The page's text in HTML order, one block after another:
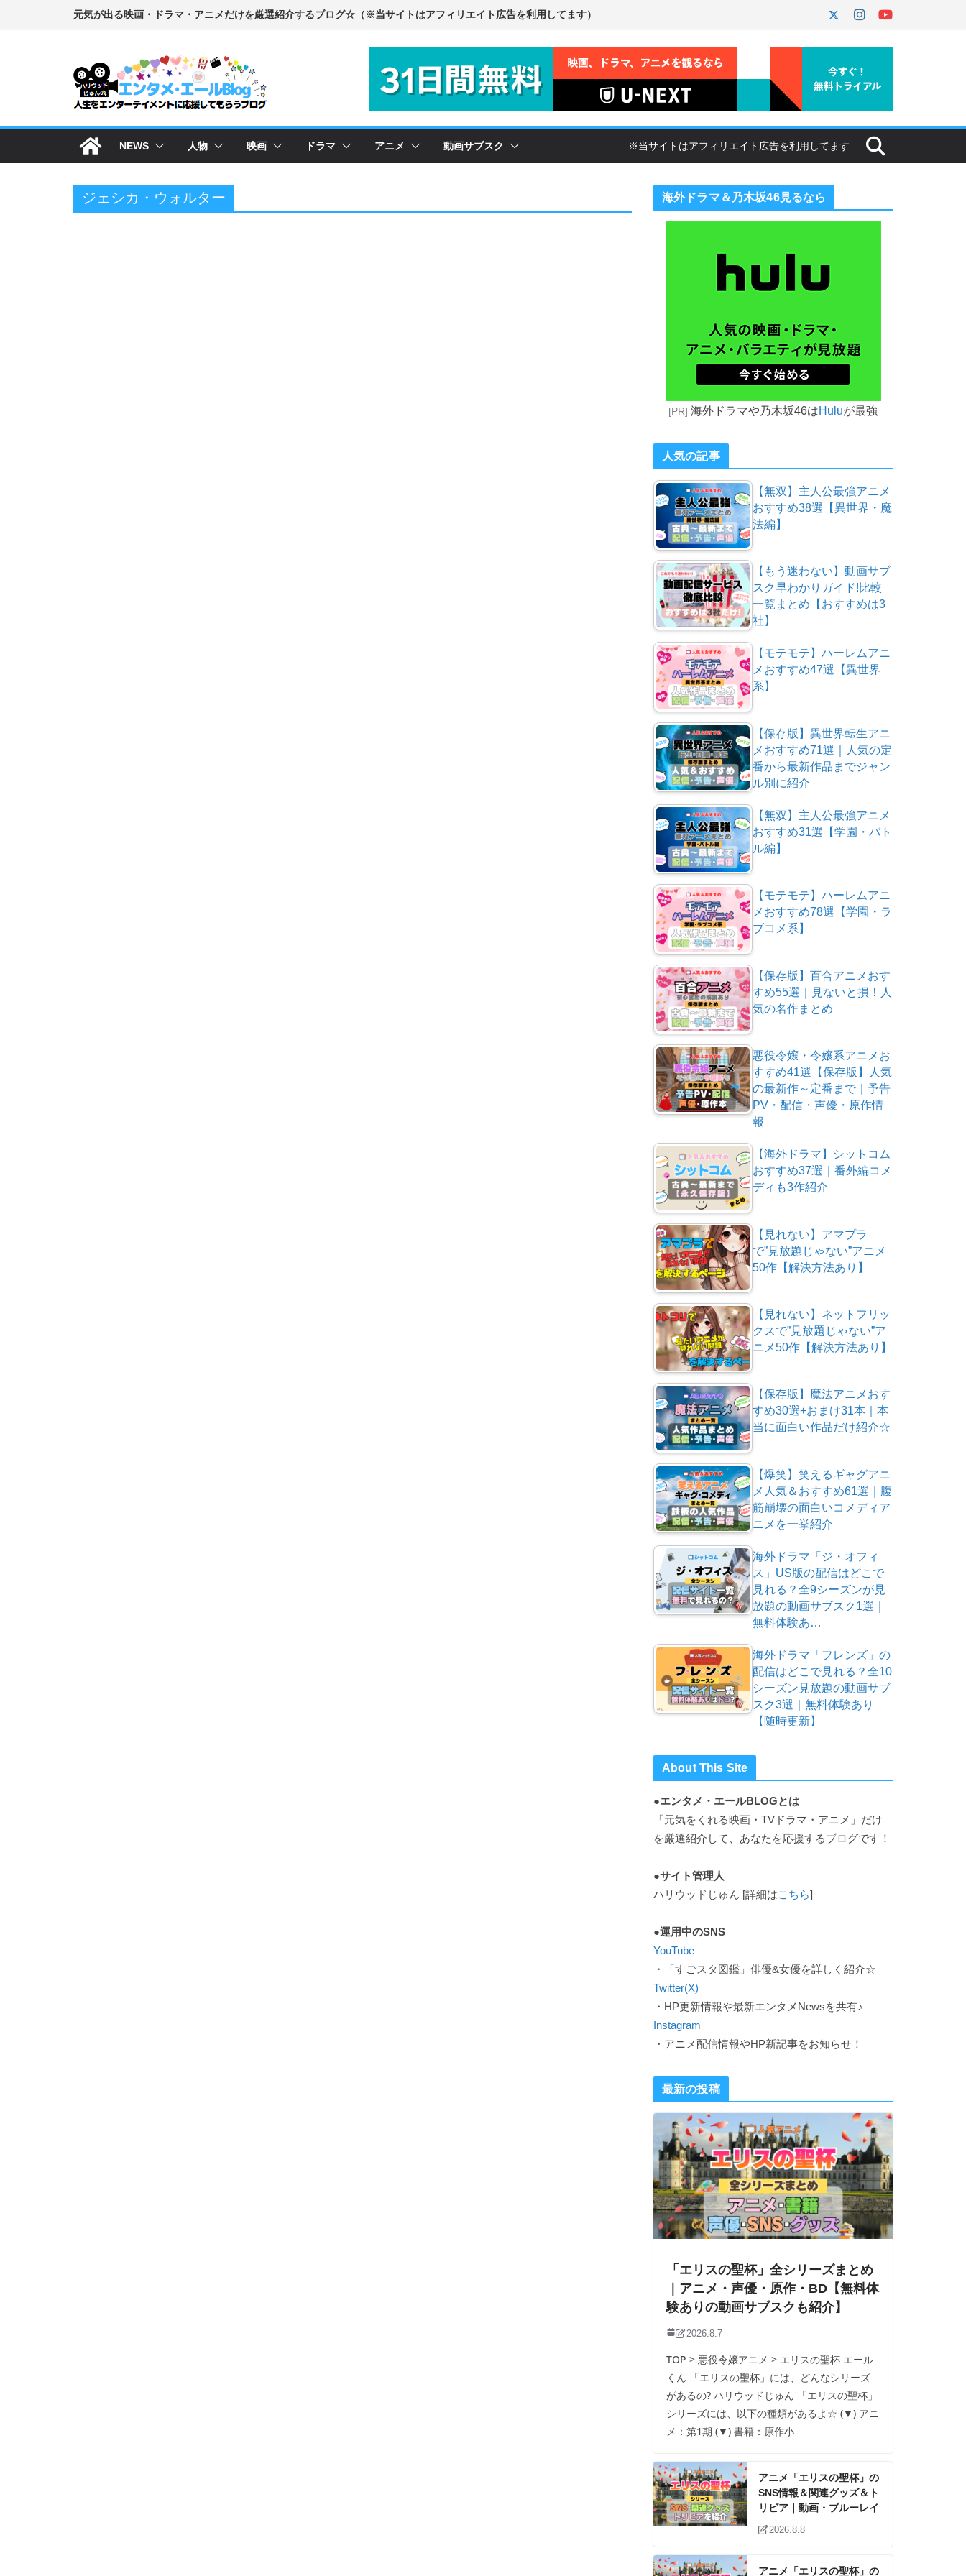
ス
NEWS 人物 映画 ドラマ アニメ 動画サブスク
ジェシカ・ウォルター 海外ドラマ＆乃木坂46見るなら
[PR] 海外ドラマや乃木坂46はHuluが最強
人気の記事
【無双】主人公最強アニメ
おすすめ38選【異世界・魔
法編】
【もう迷わない】動画サブ
スク早わかりガイド!比較
一覧まとめ【おすすめは3
社】
【モテモテ】ハーレムアニ
メおすすめ47選【異世界
系】
【保存版】異世界転生アニ
メおすすめ71選｜人気の定
番から最新作品までジャン
ル別に紹介
【無双】主人公最強アニメ
おすすめ31選【学園・バト
ル編】
【モテモテ】ハーレムアニ
メおすすめ78選【学園・ラ
ブコメ系】
【保存版】百合アニメおす
すめ55選｜見ないと損！人
気の名作まとめ
悪役令嬢・令嬢系アニメお
すすめ41選【保存版】人気
の最新作～定番まで｜予告
PV・配信・声優・原作情
報
【海外ドラマ】シットコム
おすすめ37選｜番外編コメ
ディも3作紹介
【見れない】アマプラ
で”見放題じゃない”アニメ
50作【解決方法あり】
【見れない】ネットフリッ
クスで”見放題じゃない”ア
ニメ50作【解決方法あり】
【保存版】魔法アニメおす
すめ30選+おまけ31本｜本
当に面白い作品だけ紹介☆
【爆笑】笑えるギャグアニ
メ人気＆おすすめ61選｜腹
筋崩壊の面白いコメディア
ニメを一挙紹介
海外ドラマ「ジ・オフィ
ス」US版の配信はどこで
見れる？全9シーズンが見
放題の動画サブスク1選｜
無料体験あ…
海外ドラマ「フレンズ」の
配信はどこで見れる？全10
シーズン見放題の動画サブ
スク3選｜無料体験あり
【随時更新】
About This Site
●エンタメ・エールBLOGとは
「元気をくれる映画・TVドラマ・アニメ」だけ
を厳選紹介して、あなたを応援するブログです！
●サイト管理人
ハリウッドじゅん [詳細はこちら]
●運用中のSNS
YouTube
・「すごスタ図鑑」俳優&女優を詳しく紹介☆
Twitter(X)
・HP更新情報や最新エンタメNewsを共有♪
Instagram
・アニメ配信情報やHP新記事をお知らせ！
最新の投稿
「エリスの聖杯」全シリーズまとめ
｜アニメ・声優・原作・BD【無料体
験ありの動画サブスクも紹介】
2026.8.7
TOP > 悪役令嬢アニメ > エリスの聖杯 エール
くん 「エリスの聖杯」には、どんなシリーズ
があるの? ハリウッドじゅん 「エリスの聖杯」
シリーズには、以下の種類があるよ☆ (▼) アニ
メ：第1期 (▼) 書籍：原作小
アニメ「エリスの聖杯」の
SNS情報＆関連グッズ＆ト
リビア｜動画・ブルーレイ
2026.8.8
アニメ「エリスの聖杯」の